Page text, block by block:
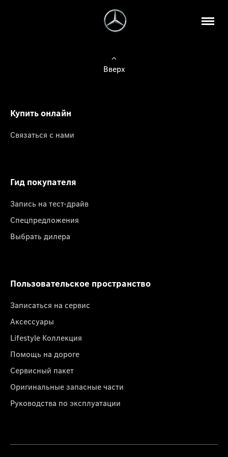
Вверх
Купить онлайн
Связаться с нами
Гид покупателя
Запись на тест-драйв
Спецпредложения
Выбрать дилера
Пользовательское пространство
Записаться на сервис
Аксессуары
Lifestyle Коллекция
Помощь на дороге
Сервисный пакет
Оригинальные запасные части
Руководства по эксплуатации